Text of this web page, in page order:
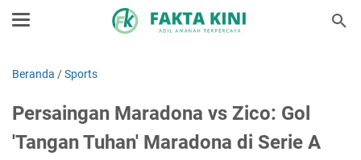
Beranda /Sports
Persaingan Maradona vs Zico: Gol
'Tangan Tuhan' Maradona di Serie A